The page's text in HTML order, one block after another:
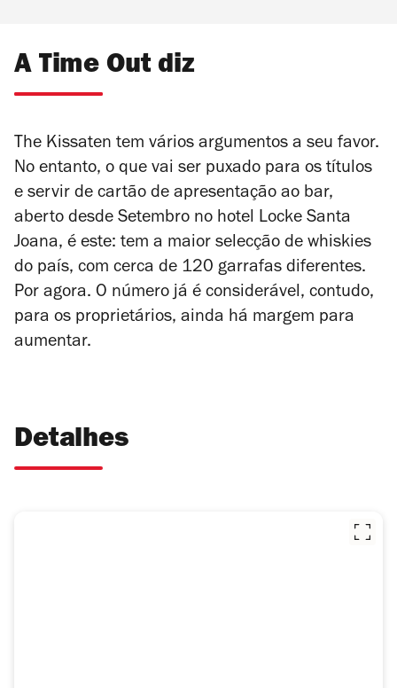
A Time Out diz
The Kissaten tem vários argumentos a seu favor.
No entanto, o que vai ser puxado para os títulos
e servir de cartão de apresentação ao bar,
aberto desde Setembro no hotel Locke Santa
Joana, é este: tem a maior selecção de whiskies
do país, com cerca de 120 garrafas diferentes.
Por agora. O número já é considerável, contudo,
para os proprietários, ainda há margem para
aumentar.
Detalhes